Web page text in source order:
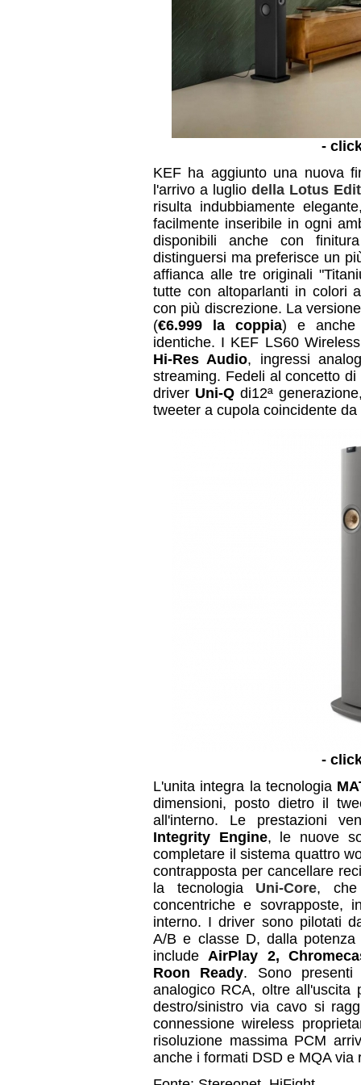
-
KEF ha aggiunto una nuova
l'arrivo a luglio della Lotus
risulta indubbiamente
facilmente inseribile in ogni
disponibili anche con
distinguersi ma preferisce un
affianca alle tre originali
tutte con altoparlanti in colori
con più discrezione. La
(€6.999 la coppia) e anche
identiche. I KEF LS60
Hi-Res Audio, ingressi
streaming. Fedeli al concetto
driver Uni-Q di12ª
tweeter a cupola coincidente da
-
L'unita integra la tecnologia
dimensioni, posto dietro il
all'interno. Le prestazioni
Integrity Engine, le nuove
completare il sistema quattro
contrapposta per cancellare
la tecnologiaUni-Core, che
concentriche e sovrapposte,
interno. I driver sono pilotati
A/B e classe D, dalla
includeAirPlay 2,
Roon Ready. Sono presenti
analogico RCA, oltre all'uscita
destro/sinistro via cavo si
connessione wireless
risoluzione massima PCM
anche i formati DSD e MQA via